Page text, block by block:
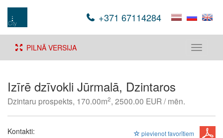
+371 67114284
Toggle
PILNĀ VERSIJA
Izīrē dzīvokli Jūrmalā, Dzintaros
Dzintaru prospekts, 170.00m2, 2500.00 EUR / mēn.
pievienot favorītiem
Kontakti: